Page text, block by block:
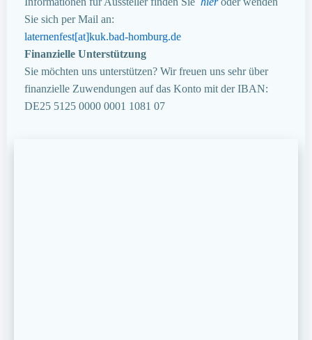
Sie sich per Mail an:
laternenfest[at]kuk.bad-homburg.de
Finanzielle Unterstützung
Sie möchten uns unterstützen? Wir freuen uns sehr über
finanzielle Zuwendungen auf das Konto mit der IBAN:
DE25 5125 0000 0001 1081 07